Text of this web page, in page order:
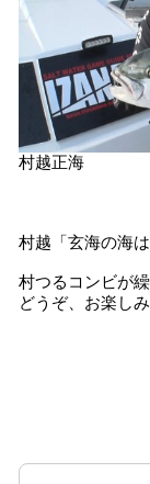
村越正海
村越「玄海の海
村つるコンビが
どうぞ、お楽しみ